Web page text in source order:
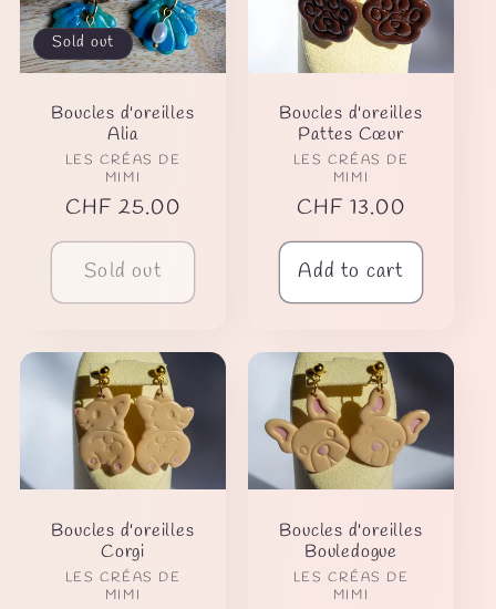
Sold out
Boucles d'oreilles
Alia
Vendor:
LES CRÉAS DE
MIMI
Regular
price
CHF 25.00
Sold out
Boucles d'oreilles
Pattes Cœur
Vendor:
LES CRÉAS DE
MIMI
Regular
price
CHF 13.00
Add to cart
Boucles d'oreilles
Corgi
Vendor:
LES CRÉAS DE
MIMI
Boucles d'oreilles
Bouledogue
Vendor:
LES CRÉAS DE
MIMI